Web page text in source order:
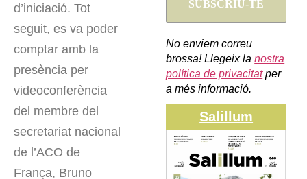
d’iniciació. Tot
seguit, es va poder
comptar amb la
presència per
videoconferència
del membre del
secretariat nacional
de l’ACO de
França, Bruno
No enviem correu
brossa! Llegeix lanostra
política de privacitatper
a més informació.
Salillum